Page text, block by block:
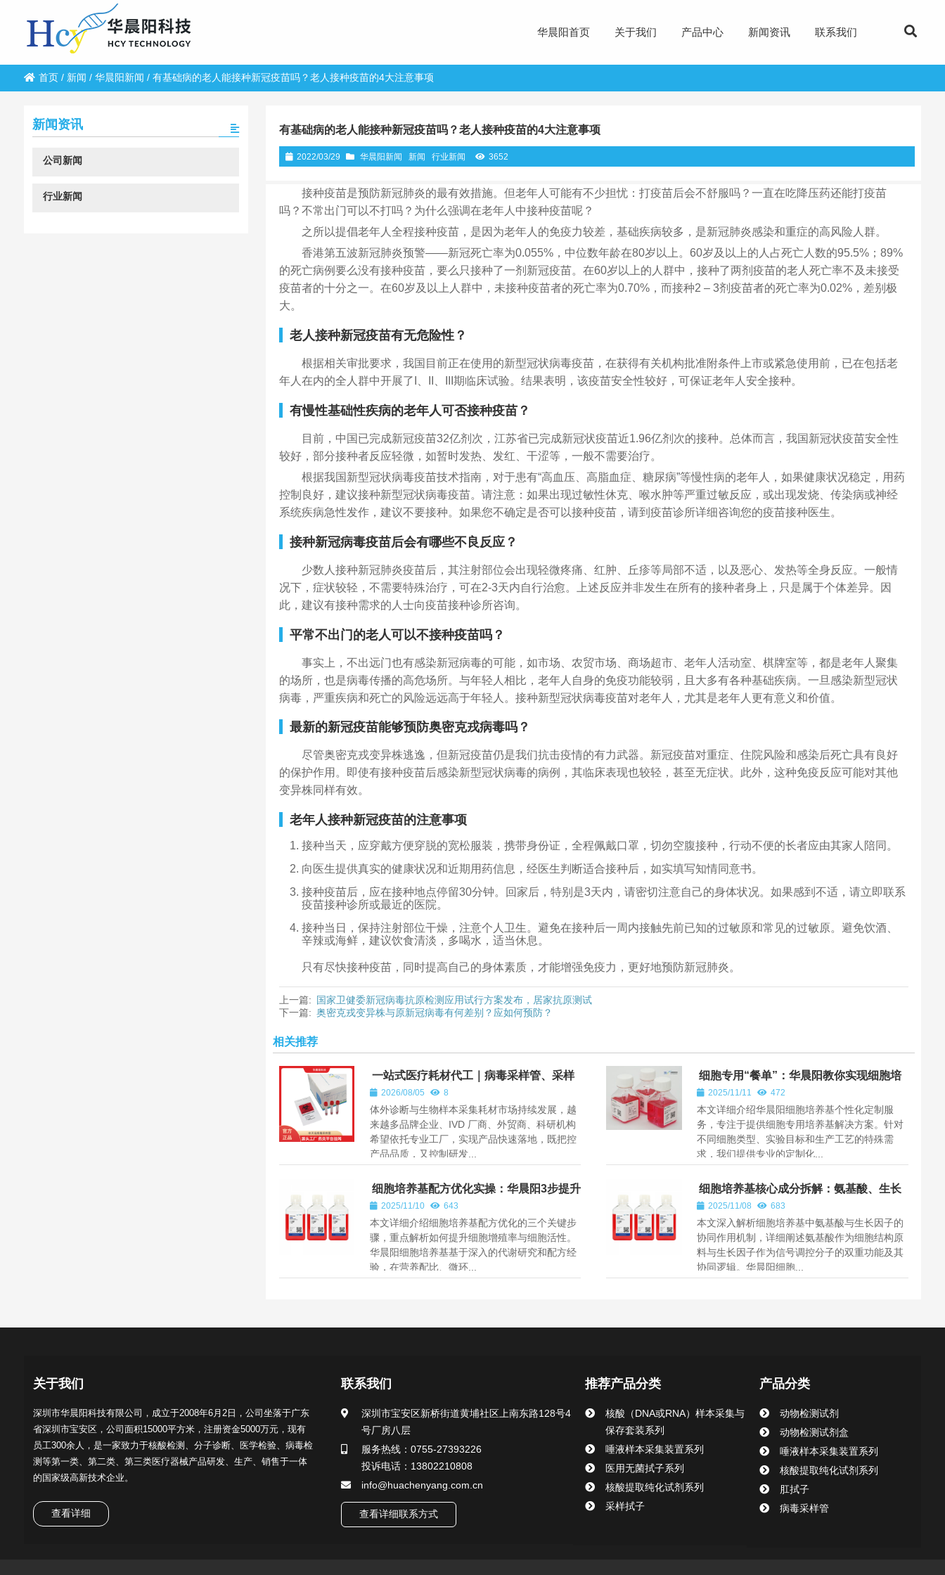
华晨阳首页 关于我们 产品中心 新闻资讯 联系我们
首页/ 新闻 / 华晨阳新闻 / 有基础病的老人能接种新冠疫苗吗？老人接种疫苗的4大注意事项
有基础病的老人能接种新冠疫苗吗？老人接种疫苗的4大注意事项
2022/03/29 华晨阳新闻 新闻 行业新闻 3652
接种疫苗是预防新冠肺炎的最有效措施。但老年人可能有不少担忧：打疫苗后会不舒服吗？一直在吃降压药还能打疫苗
吗？不常出门可以不打吗？为什么强调在老年人中接种疫苗呢？
之所以提倡老年人全程接种疫苗，是因为老年人的免疫力较差，基础疾病较多，是新冠肺炎感染和重症的高风险人群。
香港第五波新冠肺炎预警——新冠死亡率为0.055%，中位数年龄在80岁以上。60岁及以上的人占死亡人数的95.5%；89%
的死亡病例要么没有接种疫苗，要么只接种了一剂新冠疫苗。在60岁以上的人群中，接种了两剂疫苗的老人死亡率不及未接受
疫苗者的十分之一。在60岁及以上人群中，未接种疫苗者的死亡率为0.70%，而接种2 – 3剂疫苗者的死亡率为0.02%，差别极
大。
老人接种新冠疫苗有无危险性？
根据相关审批要求，我国目前正在使用的新型冠状病毒疫苗，在获得有关机构批准附条件上市或紧急使用前，已在包括老
年人在内的全人群中开展了I、II、III期临床试验。结果表明，该疫苗安全性较好，可保证老年人安全接种。
有慢性基础性疾病的老年人可否接种疫苗？
目前，中国已完成新冠疫苗32亿剂次，江苏省已完成新冠状疫苗近1.96亿剂次的接种。总体而言，我国新冠状疫苗安全性
较好，部分接种者反应轻微，如暂时发热、发红、干涩等，一般不需要治疗。
根据我国新型冠状病毒疫苗技术指南，对于患有“高血压、高脂血症、糖尿病”等慢性病的老年人，如果健康状况稳定，用药
控制良好，建议接种新型冠状病毒疫苗。请注意：如果出现过敏性休克、喉水肿等严重过敏反应，或出现发烧、传染病或神经
系统疾病急性发作，建议不要接种。如果您不确定是否可以接种疫苗，请到疫苗诊所详细咨询您的疫苗接种医生。
接种新冠病毒疫苗后会有哪些不良反应？
少数人接种新冠肺炎疫苗后，其注射部位会出现轻微疼痛、红肿、丘疹等局部不适，以及恶心、发热等全身反应。一般情
况下，症状较轻，不需要特殊治疗，可在2-3天内自行治愈。上述反应并非发生在所有的接种者身上，只是属于个体差异。因
此，建议有接种需求的人士向疫苗接种诊所咨询。
平常不出门的老人可以不接种疫苗吗？
事实上，不出远门也有感染新冠病毒的可能，如市场、农贸市场、商场超市、老年人活动室、棋牌室等，都是老年人聚集
的场所，也是病毒传播的高危场所。与年轻人相比，老年人自身的免疫功能较弱，且大多有各种基础疾病。一旦感染新型冠状
病毒，严重疾病和死亡的风险远远高于年轻人。接种新型冠状病毒疫苗对老年人，尤其是老年人更有意义和价值。
最新的新冠疫苗能够预防奥密克戎病毒吗？
尽管奥密克戎变异株逃逸，但新冠疫苗仍是我们抗击疫情的有力武器。新冠疫苗对重症、住院风险和感染后死亡具有良好
的保护作用。即使有接种疫苗后感染新型冠状病毒的病例，其临床表现也较轻，甚至无症状。此外，这种免疫反应可能对其他
变异株同样有效。
老年人接种新冠疫苗的注意事项
接种当天，应穿戴方便穿脱的宽松服装，携带身份证，全程佩戴口罩，切勿空腹接种，行动不便的长者应由其家人陪同。
向医生提供真实的健康状况和近期用药信息，经医生判断适合接种后，如实填写知情同意书。
接种疫苗后，应在接种地点停留30分钟。回家后，特别是3天内，请密切注意自己的身体状况。如果感到不适，请立即联系
疫苗接种诊所或最近的医院。
接种当日，保持注射部位干燥，注意个人卫生。避免在接种后一周内接触先前已知的过敏原和常见的过敏原。避免饮酒、
辛辣或海鲜，建议饮食清淡，多喝水，适当休息。
只有尽快接种疫苗，同时提高自己的身体素质，才能增强免疫力，更好地预防新冠肺炎。
上一篇:
国家卫健委新冠病毒抗原检测应用试行方案发布，居家抗原测试
下一篇: 奥密克戎变异株与原新冠病毒有何差别？应如何预防？
相关推荐
一站式医疗耗材代工｜病毒采样管、采样
拭子、棉签杆注塑、来料加工服务 —— 深
圳市华晨阳科技有限公司
2026/08/05 8
体外诊断与生物样本采集耗材市场持续发展，越
来越多品牌企业、IVD 厂商、外贸商、科研机构
希望依托专业工厂，实现产品快速落地，既把控
产品品质，又控制研发...
细胞专用“餐单”：华晨阳教你实现细胞培
养基个性化定制
2025/11/11 472
本文详细介绍华晨阳细胞培养基个性化定制服
务，专注于提供细胞专用培养基解决方案。针对
不同细胞类型、实验目标和生产工艺的特殊需
求，我们提供专业的定制化...
细胞培养基配方优化实操：华晨阳3步提升
细胞增殖率与活性
2025/11/10 643
本文详细介绍细胞培养基配方优化的三个关键步
骤，重点解析如何提升细胞增殖率与细胞活性。
华晨阳细胞培养基基于深入的代谢研究和配方经
验，在营养配比、微环...
细胞培养基核心成分拆解：氨基酸、生长
因子的协同作用
2025/11/08 683
本文深入解析细胞培养基中氨基酸与生长因子的
协同作用机制，详细阐述氨基酸作为细胞结构原
料与生长因子作为信号调控分子的双重功能及其
协同逻辑。华晨阳细胞...
新闻资讯
公司新闻
行业新闻
关于我们
深圳市华晨阳科技有限公司，成立于2008年6月2日，公司坐落于广东
省深圳市宝安区，公司面积15000平方米，注册资金5000万元，现有
员工300余人，是一家致力于核酸检测、分子诊断、医学检验、病毒检
测等第一类、第二类、第三类医疗器械产品研发、生产、销售于一体
的国家级高新技术企业。
查看详细
联系我们
深圳市宝安区新桥街道黄埔社区上南东路128号4
号厂房八层
服务热线：0755-27393226
投诉电话：13802210808
info@huachenyang.com.cn
查看详细联系方式
推荐产品分类
核酸（DNA或RNA）样本采集与
保存套装系列
唾液样本采集装置系列
医用无菌拭子系列
核酸提取纯化试剂系列
采样拭子
产品分类
动物检测试剂
动物检测试剂盒
唾液样本采集装置系列
核酸提取纯化试剂系列
肛拭子
病毒采样管